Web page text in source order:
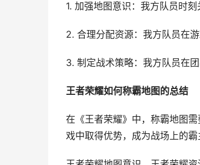
1. 加强地图意识：我方队员时
2. 合理分配资源：我方队员在
3. 制定战术策略：我方队员在
王者荣耀如何称霸地图的总结
在《王者荣耀》中，称霸地图
戏中取得优势，成为战场上的